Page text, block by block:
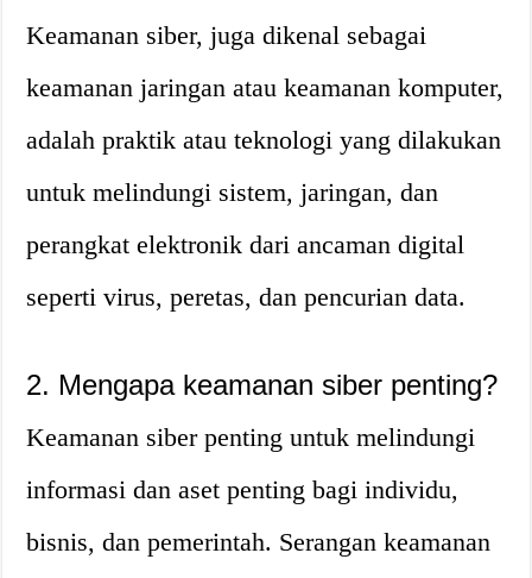
Keamanan siber, juga dikenal sebagai
keamanan jaringan atau keamanan komputer,
adalah praktik atau teknologi yang dilakukan
untuk melindungi sistem, jaringan, dan
perangkat elektronik dari ancaman digital
seperti virus, peretas, dan pencurian data.
2. Mengapa keamanan siber penting?
Keamanan siber penting untuk melindungi
informasi dan aset penting bagi individu,
bisnis, dan pemerintah. Serangan keamanan